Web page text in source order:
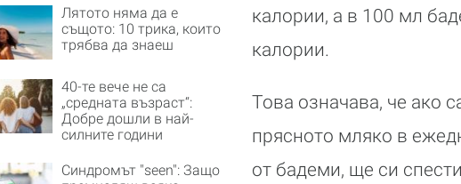
Лятото няма да е
същото: 10 трика, които
трябва да знаеш
40-те вече не са
„средната възраст“:
Добре дошли в най-
силните години
Синдромът "seen": Защо
калории, а в 100 мл
калории.
Това означава, че ако
прясното мляко в
от бадеми, ще си